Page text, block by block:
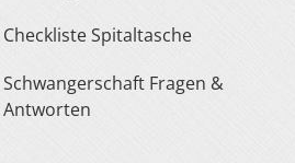
Checkliste Spitaltasche
Schwangerschaft Fragen &
Antworten